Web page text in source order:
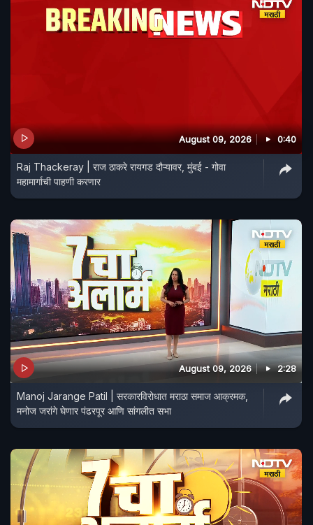
August 09, 2026 0:40
Raj Thackeray | राज ठाकरे रायगड दौऱ्यावर, मुंबई - गोवा
महामार्गाची पाहणी करणार
August 09, 2026 2:28
Manoj Jarange Patil | सरकारविरोधात मराठा समाज आक्रमक,
मनोज जरांगे घेणार पंढरपूर आणि सांगलीत सभा